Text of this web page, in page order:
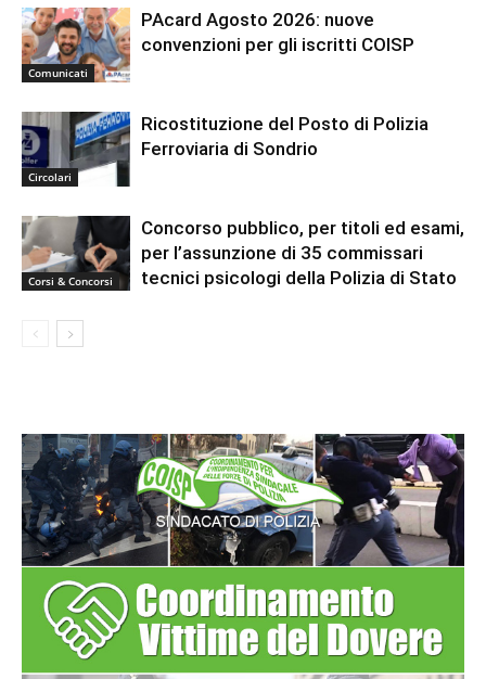
Comunicati
PAcard Agosto 2026: nuove
convenzioni per gli iscritti COISP
Circolari
Ricostituzione del Posto di Polizia
Ferroviaria di Sondrio
Corsi & Concorsi
Concorso pubblico, per titoli ed esami,
per l’assunzione di 35 commissari
tecnici psicologi della Polizia di Stato